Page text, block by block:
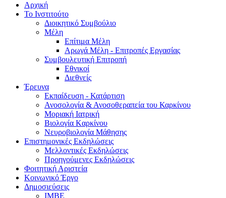
Αρχική
Το Ινστιτούτο
Διοικητικό Συμβούλιο
Μέλη
Επίτιμα Μέλη
Αρωγά Μέλη - Επιτροπές Εργασίας
Συμβουλευτική Επιτροπή
Εθνικοί
Διεθνείς
Έρευνα
Εκπαίδευση - Κατάρτιση
Ανοσολογία & Ανοσοθεραπεία του Καρκίνου
Μοριακή Ιατρική
Βιολογία Kαρκίνου
Νευροβιολογία Μάθησης
Επιστημονικές Εκδηλώσεις
Μελλοντικές Εκδηλώσεις
Προηγούμενες Εκδηλώσεις
Φοιτητική Αριστεία
Κοινωνικό Έργο
Δημοσιεύσεις
ΙΜΒΕ